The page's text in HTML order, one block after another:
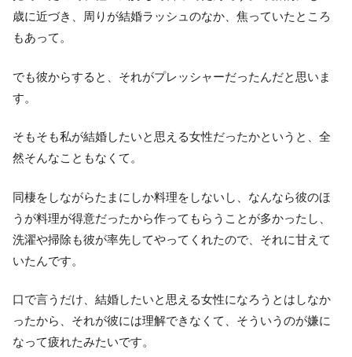
歳に近づき、周りが結婚ラッシュのなか、焦っていたところ
もあって。
でも彼からすると、それがプレッシャーだったんだと思いま
す。
そもそも私が結婚したいと思える女性だったかというと、全
然そんなこともなくて。
同棲をしながらたまにしか料理をしないし、なんなら彼のほ
うが料理が得意だったから作ってもらうことが多かったし、
洗濯や掃除も彼が率先してやってくれたので、それに甘えて
いたんです。
口で言うだけ、結婚したいと思える女性になろうとはしなか
ったから、それが彼には理解できなくて、そういうのが嫌に
なって疲れたみたいです。